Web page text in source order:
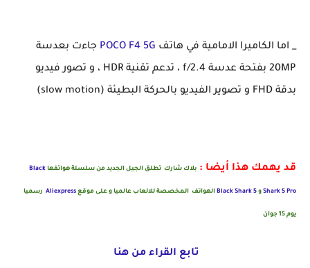
_ اما الكاميرا الامامية في هاتف POCO F4 5G جاءت بعدسة
20MP بفتحة عدسة f/2.4 ، تدعم تقنية HDR ، و تصور فيديو
بدقة FHD و تصوير الفيديو بالحركة البطيئة (slow motion)
قد يهمك هذا أيضا : بلاك شارك تطلق الجيل الجديد من سلسلة هواتفها Black
Shark 5 Pro و Black Shark 5 الهواتف المخصصة للالعاب عالميا و على موقع Aliexpress رسميا
يوم 15 جوان
تابع القراء من هنا